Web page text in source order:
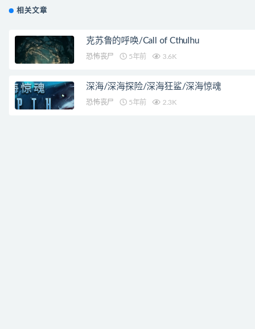
相关文章
克苏鲁的呼唤/Call of Cthulhu
恐怖丧尸 5年前 3.6K
深海/深海探险/深海狂鲨/深海惊魂
恐怖丧尸 5年前 2.3K